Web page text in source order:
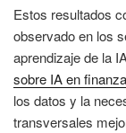
Estos resultados
observado en los
aprendizaje de la
sobre IA en
los datos y la
transversales